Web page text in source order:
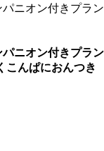
ニオン付きプラン
ニオン付きプラン
こんぱにおんつき